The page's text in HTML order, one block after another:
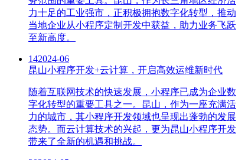
力十足的工业强市，正积极拥抱数字化转型，推动
当地企业从小程序定制开发中获益，助力业务飞跃
至新高度。
142024-06
昆山小程序开发+云计算，开启高效运维新时代
随着互联网技术的快速发展，小程序已成为企业数
字化转型的重要工具之一。昆山，作为一座充满活
力的城市，其小程序开发领域也呈现出蓬勃的发展
态势。而云计算技术的兴起，更为昆山小程序开发
带来了全新的机遇和挑战。